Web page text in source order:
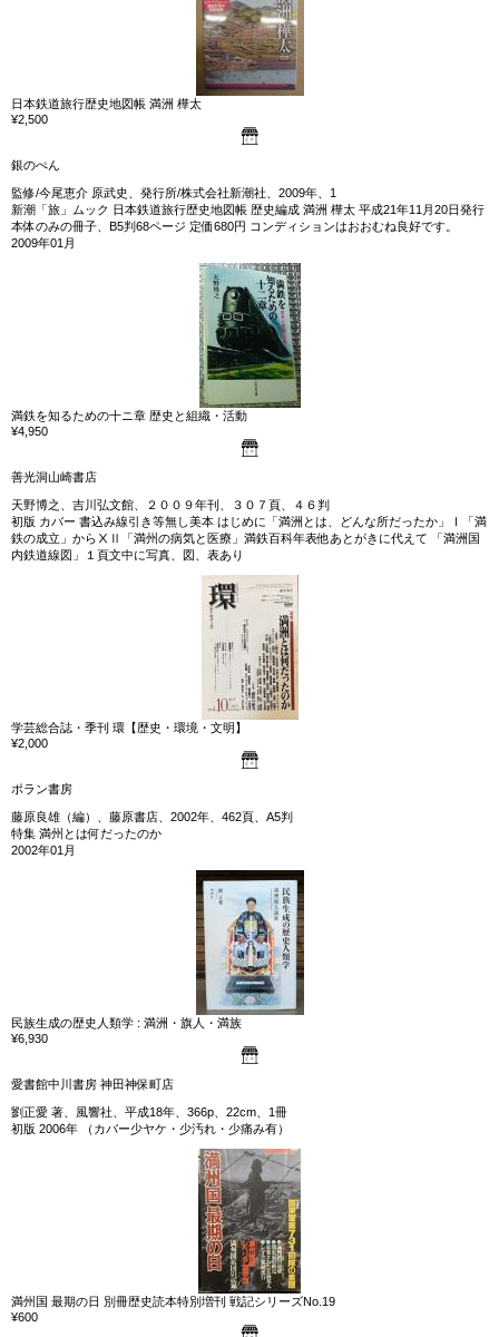
日本鉄道旅行歴史地図帳 満洲 樺太
¥2,500
銀のぺん
監修/今尾恵介 原武史、発行所/株式会社新潮社、2009年、1
新潮「旅」ムック 日本鉄道旅行歴史地図帳 歴史編成 満洲 樺太 平成21年11月20日発行
本体のみの冊子、B5判68ページ 定価680円 コンディションはおおむね良好です。
2009年01月
満鉄を知るための十ニ章 歴史と組織・活動
¥4,950
善光洞山崎書店
天野博之、吉川弘文館、２００９年刊、３０７頁、４６判
初版 カバー 書込み線引き等無し美本 はじめに「満洲とは、どんな所だったか」Ⅰ「満
鉄の成立」からⅩⅡ「満州の病気と医療」満鉄百科年表他あとがきに代えて 「満洲国
内鉄道線図」１頁文中に写真、図、表あり
学芸総合誌・季刊 環【歴史・環境・文明】
¥2,000
ポラン書房
藤原良雄（編）、藤原書店、2002年、462頁、A5判
特集 満州とは何だったのか
2002年01月
民族生成の歴史人類学 : 満洲・旗人・満族
¥6,930
愛書館中川書房 神田神保町店
劉正愛 著、風響社、平成18年、366p、22cm、1冊
初版 2006年 （カバー少ヤケ・少汚れ・少痛み有）
満州国 最期の日 別冊歴史読本特別増刊 戦記シリーズNo.19
¥600